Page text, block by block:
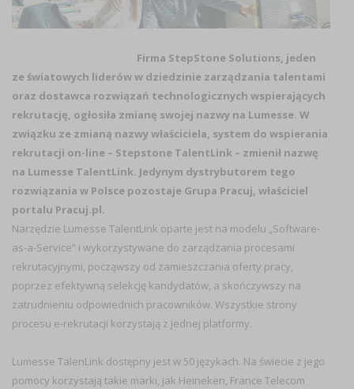
Firma StepStone Solutions, jeden
ze światowych liderów w dziedzinie zarządzania talentami
oraz dostawca rozwiązań technologicznych wspierających
rekrutację, ogłosiła zmianę swojej nazwy na Lumesse. W
związku ze zmianą nazwy właściciela, system do wspierania
rekrutacji on-line – Stepstone TalentLink – zmienił nazwę
na Lumesse TalentLink. Jedynym dystrybutorem tego
rozwiązania w Polsce pozostaje Grupa Pracuj, właściciel
portalu Pracuj.pl.
Narzędzie Lumesse TalentLink oparte jest na modelu „Software-
as-a-Service” i wykorzystywane do zarządzania procesami
rekrutacyjnymi, począwszy od zamieszczania oferty pracy,
poprzez efektywną selekcję kandydatów, a skończywszy na
zatrudnieniu odpowiednich pracowników. Wszystkie strony
procesu e-rekrutacji korzystają z jednej platformy.
Lumesse TalenLink dostępny jest w 50 językach. Na świecie z jego
pomocy korzystają takie marki, jak Heineken, France Telecom